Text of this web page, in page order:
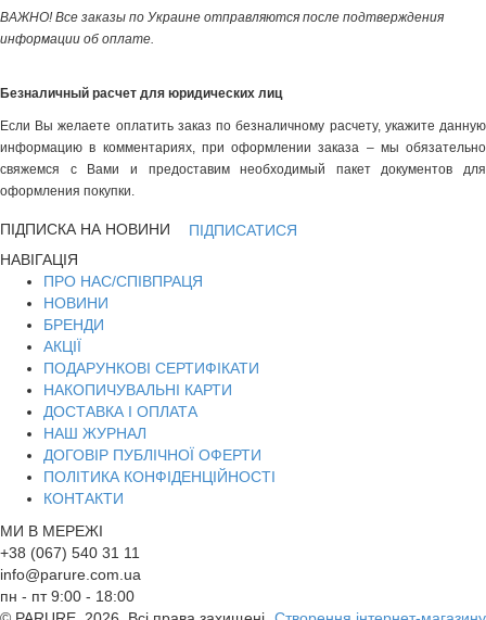
ВАЖНО! Все заказы по Украине отправляются после подтверждения
информации об оплате.
Безналичный расчет для юридических лиц
Если Вы желаете оплатить заказ по безналичному расчету, укажите данную
информацию в комментариях, при оформлении заказа – мы обязательно
свяжемся с Вами и предоставим необходимый пакет документов для
оформления покупки.
ПІДПИСКА НА НОВИНИ
ПІДПИСАТИСЯ
НАВІГАЦІЯ
ПРО НАС/СПІВПРАЦЯ
НОВИНИ
БРЕНДИ
АКЦІЇ
ПОДАРУНКОВІ СЕРТИФІКАТИ
НАКОПИЧУВАЛЬНІ КАРТИ
ДОСТАВКА І ОПЛАТА
НАШ ЖУРНАЛ
ДОГОВІР ПУБЛІЧНОЇ ОФЕРТИ
ПОЛІТИКА КОНФІДЕНЦІЙНОСТІ
КОНТАКТИ
МИ В МЕРЕЖІ
+38 (067) 540 31 11
info@parure.com.ua
пн - пт 9:00 - 18:00